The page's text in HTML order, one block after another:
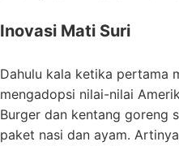
Inovasi Mati Suri
Dahulu kala ketika pertama
mengadopsi nilai-nilai
Burger dan kentang goreng
paket nasi dan ayam.